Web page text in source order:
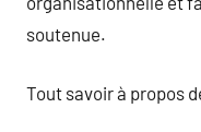
soutenue.
Tout savoir à propos